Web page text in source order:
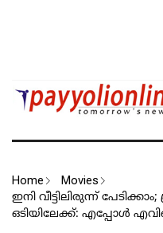
Home Movies
ഇനി വീട്ടിലിരുന്ന്
ഒടിയിലേക്ക്: എപ്പോൾ